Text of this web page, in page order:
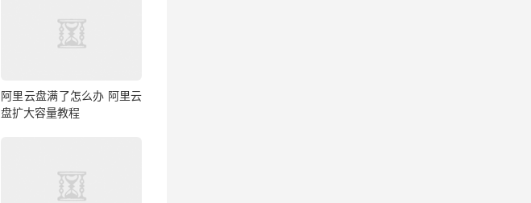
阿里云盘满了怎么办 阿里云
盘扩大容量教程